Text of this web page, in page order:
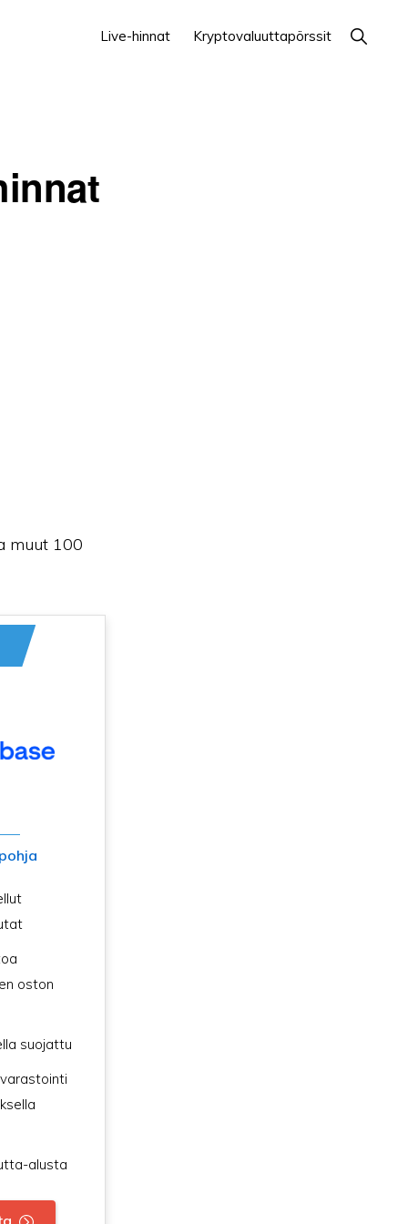
Live-hinnat Kryptovaluuttapörssit Näytä
haku
muut 100
oston
suojattu
alusta